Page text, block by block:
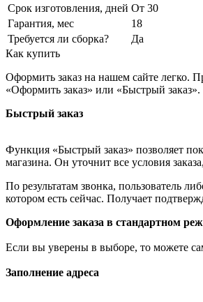
Срок изготовления, дней От 30
Гарантия, мес
18
Требуется ли сборка?
Да
Как купить
Оформить заказ на нашем сайте легко.
«Оформить заказ» или «Быстрый заказ».
Быстрый заказ
Функция «Быстрый заказ» позволяет
магазина. Он уточнит все условия
По результатам звонка, пользователь
котором есть сейчас. Получает
Оформление заказа в стандартном
Если вы уверены в выборе, то можете
Заполнение адреса